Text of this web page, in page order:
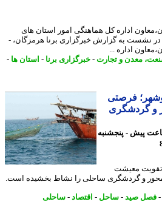
اداره کل هماهنگی امور استان های
به گزارش خبرگزاری برنا هرمزگان، -
اداره ...
معدن و تجارت- خبرگزاری برنا-استان ها-
فرصتی
گردشگری
پیش - پنجشنبه
معیشت
و گردشگری ساحلی را نشاط بخشیده است.
صید -ساحل-اقتصاد-ساحلی